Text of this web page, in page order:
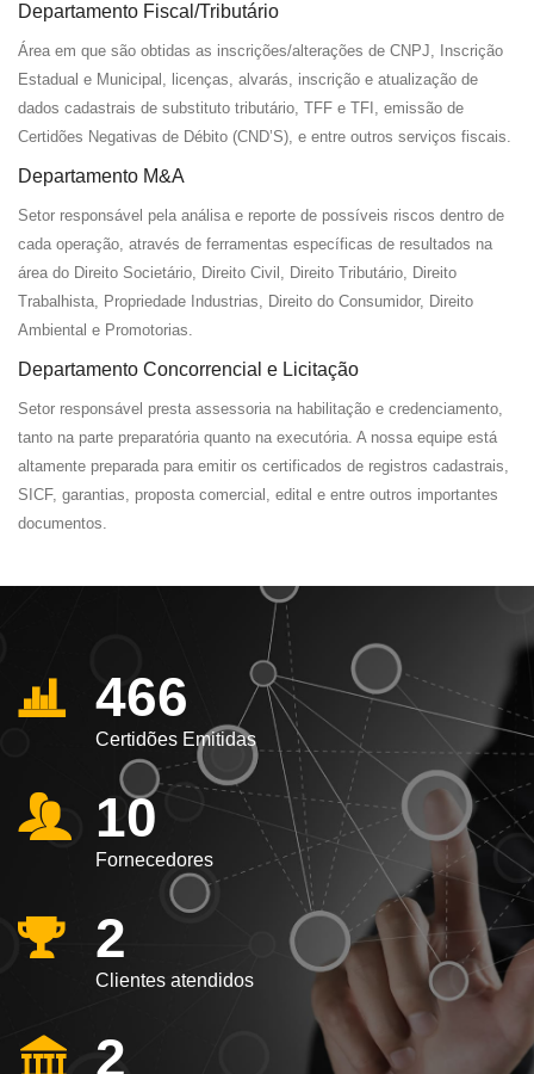
Departamento Fiscal/Tributário
Área em que são obtidas as inscrições/alterações de CNPJ, Inscrição
Estadual e Municipal, licenças, alvarás, inscrição e atualização de
dados cadastrais de substituto tributário, TFF e TFI, emissão de
Certidões Negativas de Débito (CND’S), e entre outros serviços fiscais.
Departamento M&A
Setor responsável pela análisa e reporte de possíveis riscos dentro de
cada operação, através de ferramentas específicas de resultados na
área do Direito Societário, Direito Civil, Direito Tributário, Direito
Trabalhista, Propriedade Industrias, Direito do Consumidor, Direito
Ambiental e Promotorias.
Departamento Concorrencial e Licitação
Setor responsável presta assessoria na habilitação e credenciamento,
tanto na parte preparatória quanto na executória. A nossa equipe está
altamente preparada para emitir os certificados de registros cadastrais,
SICF, garantias, proposta comercial, edital e entre outros importantes
documentos.
466
Certidões Emitidas
10
Fornecedores
2
Clientes atendidos
2